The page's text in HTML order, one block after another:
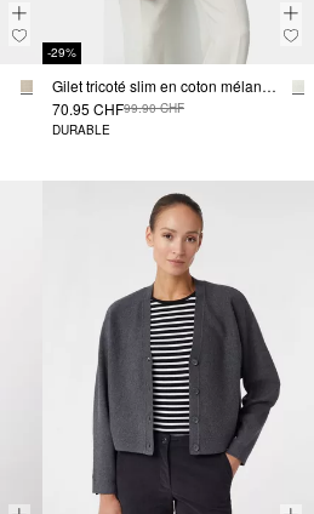
-29%
Gilet tricoté slim en coton mélangé avec une encolure en V
70.95 CHF99.90 CHF
DURABLE